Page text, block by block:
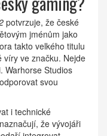
potvrzuje, že české
jménům jako
takto velkého titulu
víry ve značku. Nejde
Warhorse Studios
svou
i technické
že vývojáři